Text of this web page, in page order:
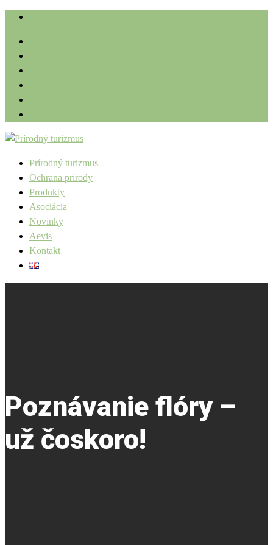
Prírodný turizmus
Ochrana prírody
Produkty
Asociácia
Novinky
Aevis
Kontakt
Poznávanie flóry –
už čoskoro!